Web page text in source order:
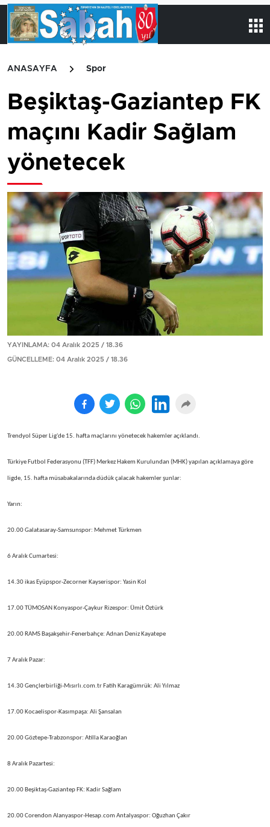
ANASAYFA Spor
Beşiktaş-Gaziantep FK
maçını Kadir Sağlam
yönetecek
YAYINLAMA: 04 Aralık 2025 / 18.36
GÜNCELLEME: 04 Aralık 2025 / 18.36
Trendyol Süper Lig'de 15. hafta maçlarını yönetecek hakemler açıklandı.
Türkiye Futbol Federasyonu (TFF) Merkez Hakem Kurulundan (MHK) yapılan açıklamaya göre
ligde, 15. hafta müsabakalarında düdük çalacak hakemler şunlar:
Yarın:
20.00 Galatasaray-Samsunspor: Mehmet Türkmen
6 Aralık Cumartesi:
14.30 ikas Eyüpspor-Zecorner Kayserispor: Yasin Kol
17.00 TÜMOSAN Konyaspor-Çaykur Rizespor: Ümit Öztürk
20.00 RAMS Başakşehir-Fenerbahçe: Adnan Deniz Kayatepe
7 Aralık Pazar:
14.30 Gençlerbirliği-Mısırlı.com.tr Fatih Karagümrük: Ali Yılmaz
17.00 Kocaelispor-Kasımpaşa: Ali Şansalan
20.00 Göztepe-Trabzonspor: Atilla Karaoğlan
8 Aralık Pazartesi:
20.00 Beşiktaş-Gaziantep FK: Kadir Sağlam
20.00 Corendon Alanyaspor-Hesap.com Antalyaspor: Oğuzhan Çakır